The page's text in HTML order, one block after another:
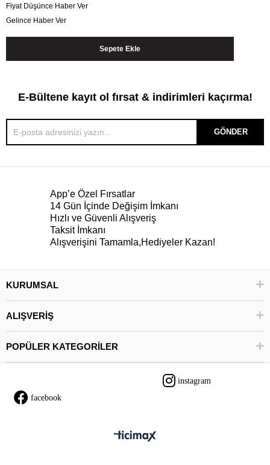
Fiyat Düşünce Haber Ver
Gelince Haber Ver
E-Bültene kayıt ol fırsat & indirimleri kaçırma!
GÖNDER
App’e Özel Fırsatlar
14 Gün İçinde Değişim İmkanı
Hızlı ve Güvenli Alışveriş
Taksit İmkanı
Alışverişini Tamamla,Hediyeler Kazan!
KURUMSAL
ALIŞVERİŞ
POPÜLER KATEGORİLER
instagram
facebook